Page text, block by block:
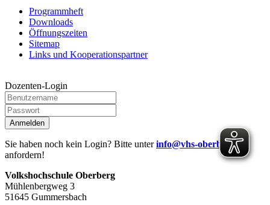
Programmheft
Downloads
Öffnungszeiten
Sitemap
Links und Kooperationspartner
Dozenten-Login
Anmelden
Sie haben noch kein Login? Bitte unterinfo@vhs-oberberg.de
anfordern!
Volkshochschule Oberberg
Mühlenbergweg 3
51645 Gummersbach